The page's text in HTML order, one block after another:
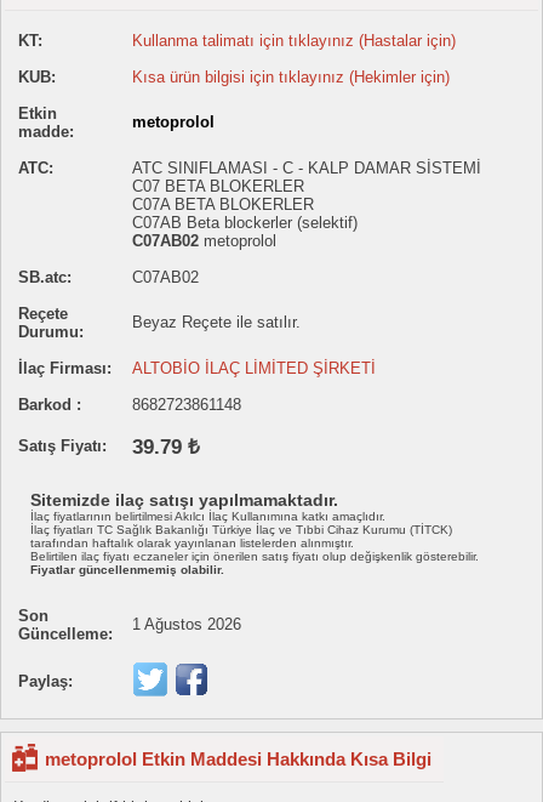
KT:
Kullanma talimatı için tıklayınız (Hastalar için)
KUB:
Kısa ürün bilgisi için tıklayınız (Hekimler için)
Etkin
madde:
metoprolol
ATC:
ATC SINIFLAMASI - C - KALP DAMAR SİSTEMİ
C07 BETA BLOKERLER
C07A BETA BLOKERLER
C07AB Beta blockerler (selektif)
C07AB02 metoprolol
SB.atc:
C07AB02
Reçete
Durumu:
Beyaz Reçete ile satılır.
İlaç Firması:
ALTOBİO İLAÇ LİMİTED ŞİRKETİ
Barkod :
8682723861148
Satış Fiyatı: 39.79 ₺
Sitemizde ilaç satışı yapılmamaktadır.
İlaç fiyatlarının belirtilmesi Akılcı İlaç Kullanımına katkı amaçlıdır.
İlaç fiyatları TC Sağlık Bakanlığı Türkiye İlaç ve Tıbbi Cihaz Kurumu (TİTCK)
tarafından haftalık olarak yayınlanan listelerden alınmıştır.
Belirtilen ilaç fiyatı eczaneler için önerilen satış fiyatı olup değişkenlik gösterebilir.
Fiyatlar güncellenmemiş olabilir.
Son
Güncelleme:
1 Ağustos 2026
Paylaş:
metoprolol Etkin Maddesi Hakkında Kısa Bilgi